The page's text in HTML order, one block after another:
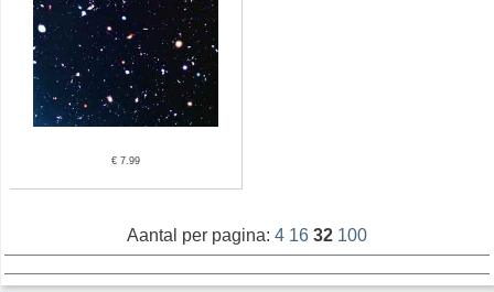
€ 7.99
Aantal per pagina: 4 16 32 100